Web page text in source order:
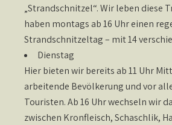
„Strandschnitzel“. Wir leben diese
haben montags ab 16 Uhr einen
Strandschnitzeltag – mit 14
Dienstag
Hier bieten wir bereits ab 11 Uhr
arbeitende Bevölkerung und vor
Touristen. Ab 16 Uhr wechseln wir
zwischen Kronfleisch, Schaschlik,